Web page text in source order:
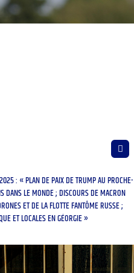
: « PLAN DE PAIX DE TRUMP AU PROCHE-
DANS LE MONDE ; DISCOURS DE MACRON
ET DE LA FLOTTE FANTÔME RUSSE ;
ET LOCALES EN GÉORGIE »